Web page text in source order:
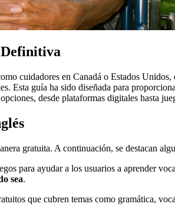
cuidadores en Canadá o Estados
Esta guía ha sido diseñada para
desde plataformas digitales hasta
gratuita. A continuación, se destacan
para ayudar a los usuarios a aprender
sea.
que cubren temas como gramática,